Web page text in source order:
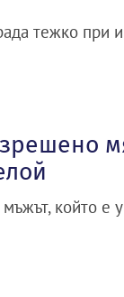
тежко при
който е